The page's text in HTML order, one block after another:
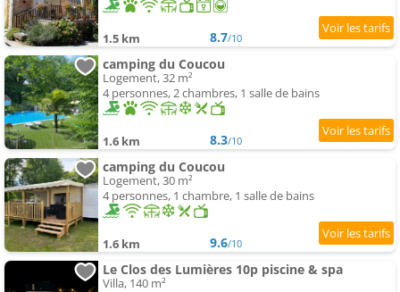
1.5 km 8.7/10
camping du Coucou
Logement, 32 m²
4 personnes, 2 chambres, 1 salle de bains
1.6 km 8.3/10
camping du Coucou
Logement, 30 m²
4 personnes, 1 chambre, 1 salle de bains
1.6 km 9.6/10
Le Clos des Lumières 10p piscine & spa
Villa, 140 m²